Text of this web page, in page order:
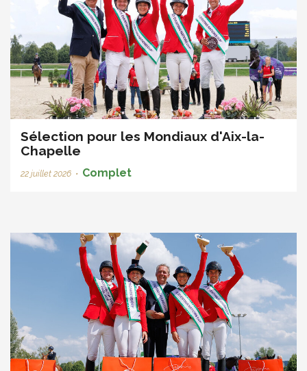
Sélection pour les Mondiaux d'Aix-la-
Chapelle
22 juillet 2026 • Complet